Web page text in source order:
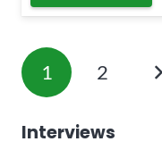
1 2
Interviews